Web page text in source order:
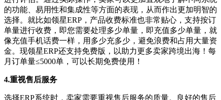
的功能、易用性和集成性等方面的表现，从而作出更加明智的
选择。就比如领星ERP，产品收费标准也非常贴心，支持按订
单量进行收费，即您需要处理多少单量，即充值多少单量，就
像充值手机话费一样，用多少充多少，避免浪费和占用大量资
金。现领星ERP还支持免费版，以助力更多卖家跨境出海！每
月订单量≤5000单，可以长期免费使用！
4.重视售后服务
选择ERP系统时，卖家需要重视售后服务的质量。良好的售后